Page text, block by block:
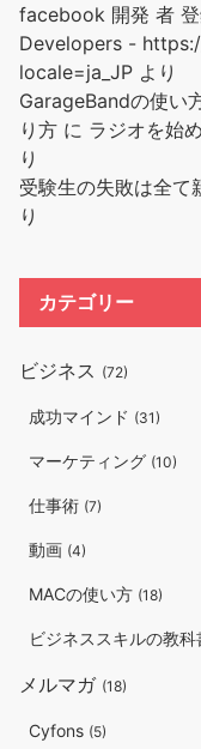
facebook 開発 者
Developers -
locale=ja_JP より
GarageBandの使い
り方 に ラジオを始
り
受験生の失敗は全て
り
カテゴリー
ビジネス (72)
成功マインド (31)
マーケティング (10)
仕事術 (7)
動画 (4)
MACの使い方 (18)
ビジネススキルの教科
メルマガ (18)
Cyfons (5)